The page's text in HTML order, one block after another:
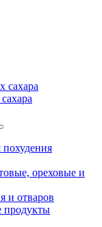
сахара
ореховые и
и отваров
продукты